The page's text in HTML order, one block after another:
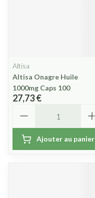
Altisa
Altisa Onagre Huile
1000mg Caps 100
27,73 €
Ajouter au panier